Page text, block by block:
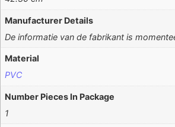
Manufacturer Details
De informatie van de fabrikant is
Material
PVC
Number Pieces In Package
1